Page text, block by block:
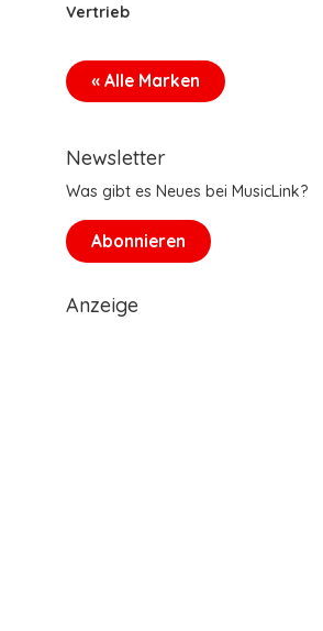
Vertrieb
« Alle Marken
Newsletter
Was gibt es Neues bei MusicLink?
Abonnieren
Anzeige